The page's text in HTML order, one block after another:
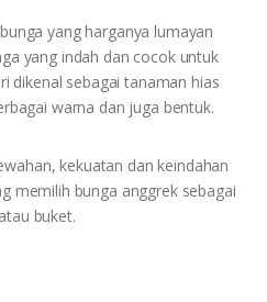
yang harganya lumayan
yang indah dan cocok untuk
dikenal sebagai tanaman hias
warna dan juga bentuk.
kekuatan dan keindahan
memilih bunga anggrek sebagai
buket.